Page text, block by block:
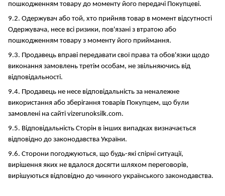
пошкодженням товару до моменту його передачі Покупцеві.
9.2. Одержувач або той, хто прийняв товар в момент відсутності
Одержувача, несе всі ризики, пов'язані з втратою або
пошкодженням товару з моменту його приймання.
9.3. Продавець вправі передавати свої права та обов'язки щодо
виконання замовлень третім особам, не звільняючись від
відповідальності.
9.4. Продавець не несе відповідальність за неналежне
використання або зберігання товарів Покупцем, що були
замовлені на сайті vizerunoksilk.com.
9.5. Відповідальність Сторін в інших випадках визначається
відповідно до законодавства України.
9.6. Сторони погоджуються, що будь-які спірні ситуації,
вирішення яких не вдалося досягти шляхом переговорів,
вирішуються відповідно до чинного українського законодавства.